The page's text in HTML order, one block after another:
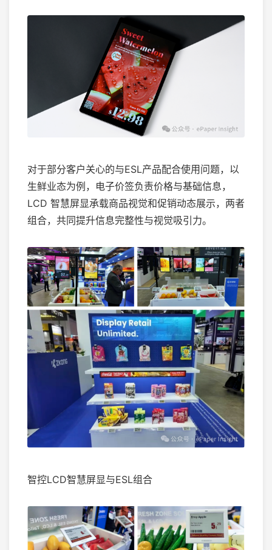
对于部分客户关心的与ESL产品配合使用问题，以
生鲜业态为例，电子价签负责价格与基础信息，
LCD 智慧屏显承载商品视觉和促销动态展示，两者
组合，共同提升信息完整性与视觉吸引力。
智控LCD智慧屏显与ESL组合